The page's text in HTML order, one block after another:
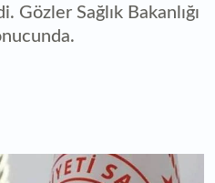
Sağlık Bakanlığı